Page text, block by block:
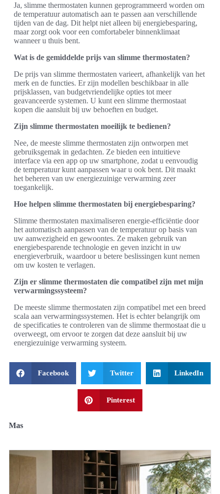
Ja, slimme thermostaten kunnen geprogrammeerd worden om
de temperatuur automatisch aan te passen aan verschillende
tijden van de dag. Dit helpt niet alleen bij energiebesparing,
maar zorgt ook voor een comfortabeler binnenklimaat
wanneer u thuis bent.
Wat is de gemiddelde prijs van slimme thermostaten?
De prijs van slimme thermostaten varieert, afhankelijk van het
merk en de functies. Er zijn modellen beschikbaar in alle
prijsklassen, van budgetvriendelijke opties tot meer
geavanceerde systemen. U kunt een slimme thermostaat
kopen die aansluit bij uw behoeften en budget.
Zijn slimme thermostaten moeilijk te bedienen?
Nee, de meeste slimme thermostaten zijn ontworpen met
gebruiksgemak in gedachten. Ze bieden een intuitieve
interface via een app op uw smartphone, zodat u eenvoudig
de temperatuur kunt aanpassen waar u ook bent. Dit maakt
het beheren van uw energiezuinige verwarming zeer
toegankelijk.
Hoe helpen slimme thermostaten bij energiebesparing?
Slimme thermostaten maximaliseren energie-efficiëntie door
het automatisch aanpassen van de temperatuur op basis van
uw aanwezigheid en gewoontes. Ze maken gebruik van
energiebesparende technologie en geven inzicht in uw
energieverbruik, waardoor u betere beslissingen kunt nemen
om uw kosten te verlagen.
Zijn er slimme thermostaten die compatibel zijn met mijn
verwarmingssysteem?
De meeste slimme thermostaten zijn compatibel met een breed
scala aan verwarmingssystemen. Het is echter belangrijk om
de specificaties te controleren van de slimme thermostaat die u
overweegt, om ervoor te zorgen dat deze aansluit bij uw
energiezuinige verwarming systeem.
Facebook Twitter LinkedIn
Pinterest
Mas